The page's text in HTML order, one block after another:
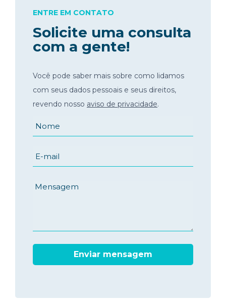
ENTRE EM CONTATO
Solicite uma consulta
com a gente!
Você pode saber mais sobre como lidamos
com seus dados pessoais e seus direitos,
revendo nosso aviso de privacidade.